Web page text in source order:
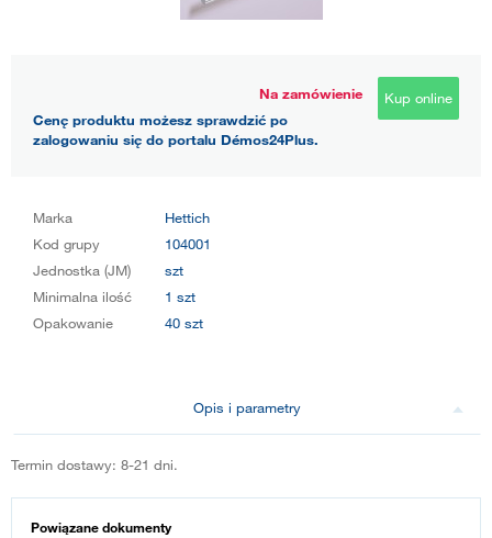
Na zamówienie
Cenę produktu możesz sprawdzić po
zalogowaniu się do portalu Démos24Plus.
Kup online
Marka
Hettich
Kod grupy
104001
Jednostka (JM)
szt
Minimalna ilość
1 szt
Opakowanie
40 szt
Opis i parametry
Termin dostawy: 8-21 dni.
Powiązane dokumenty